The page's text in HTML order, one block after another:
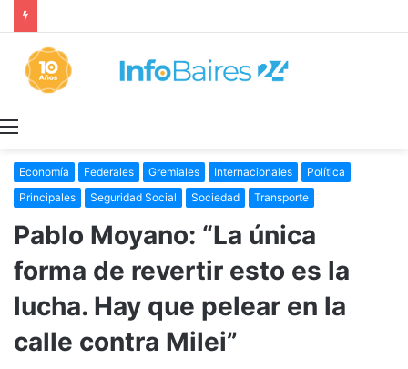
Economía Federales Gremiales Internacionales
Política
Principales
Seguridad Social Sociedad Transporte
Pablo Moyano: “La única
forma de revertir esto es la
lucha. Hay que pelear en la
calle contra Milei”